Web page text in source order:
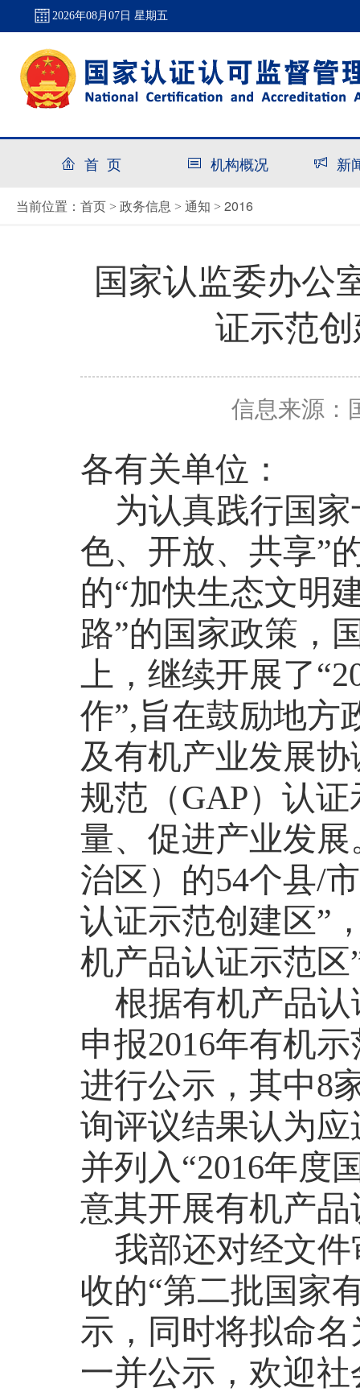
2026年08月07日 星期五
首 页 机构概况 新
当前位置： 首页 > 政务信息 > 通知 > 2016
国家认监委办公
证示范
信息来源：
各有关单位：
为认真践行国
色、开放、共享”
的“加快生态文明
路”的国家政策，
上，继续开展了
作”,旨在鼓励地方
及有机产业发展
规范（GAP）认
量、促进产业发展
治区）的54个县/
认证示范创建区”
机产品认证示范区
根据有机产品
申报2016年有机
进行公示，其中8
询评议结果认为
并列入“2016年度
意其开展有机产
我部还对经文
收的“第二批国家
示，同时将拟命名
一并公示，欢迎